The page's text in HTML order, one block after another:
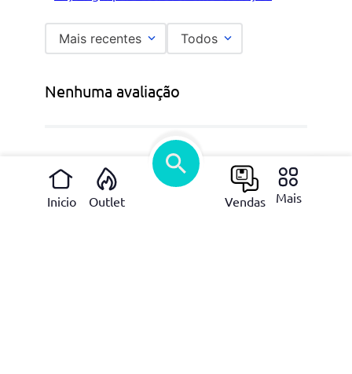
Inicio Outlet Vendas Mais
Mais recentes Todos
Nenhuma avaliação
Produtos relacionados